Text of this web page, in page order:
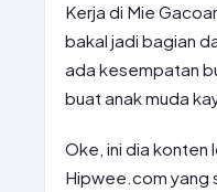
Kerja di Mie
bakal jadi bagian
ada kesempatan
buat anak muda
Oke, ini dia konten
Hipwee.com yang